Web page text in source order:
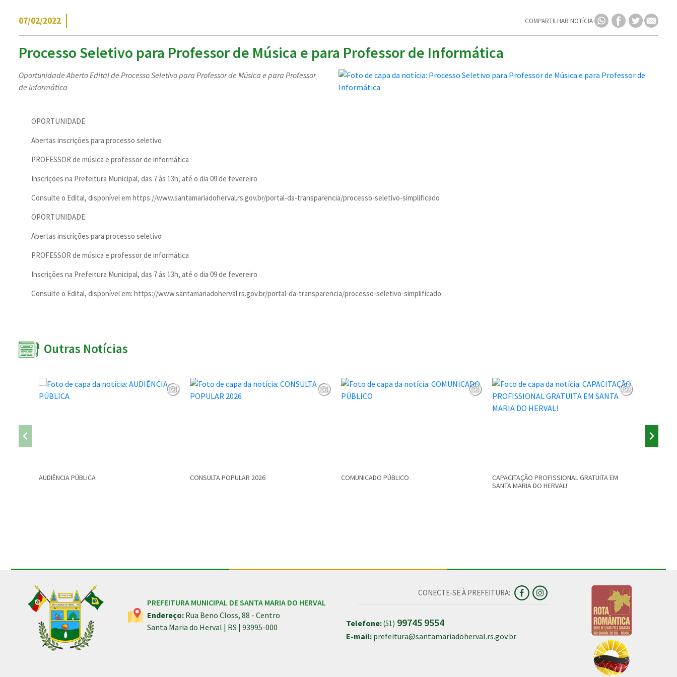
07/02/2022 COMPARTILHAR NOTÍCIA
Processo Seletivo para Professor de Música e para Professor de Informática
Oportunidade Aberto Edital de Processo Seletivo para Professor de Música e para Professor
de Informática
OPORTUNIDADE
Abertas inscrições para processo seletivo
PROFESSOR de música e professor de informática
Inscrições na Prefeitura Municipal, das 7 às 13h, até o dia 09 de fevereiro
Consulte o Edital, disponível em https://www.santamariadoherval.rs.gov.br/portal-da-transparencia/processo-seletivo-simplificado
OPORTUNIDADE
Abertas inscrições para processo seletivo
PROFESSOR de música e professor de informática
Inscrições na Prefeitura Municipal, das 7 às 13h, até o dia 09 de fevereiro
Consulte o Edital, disponível em: https://www.santamariadoherval.rs.gov.br/portal-da-transparencia/processo-seletivo-simplificado
Outras Notícias
AUDIÊNCIA PÚBLICA CONSULTA POPULAR 2026 COMUNICADO PÚBLICO
CAPACITAÇÃO PROFISSIONAL GRATUITA EM
SANTA MARIA DO HERVAL!
PREFEITURA MUNICIPAL DE SANTA MARIA DO HERVAL
Endereço: Rua Beno Closs, 88 - Centro
Santa Maria do Herval | RS | 93995-000
CONECTE-SE À PREFEITURA:
Telefone:(51) 99745 9554
E-mail: prefeitura@santamariadoherval.rs.gov.br